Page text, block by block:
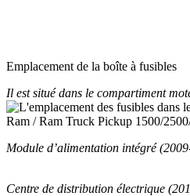
Emplacement de la boîte à fusibles
Il est situé dans le compartiment
Module d’alimentation intégré
Centre de distribution électrique